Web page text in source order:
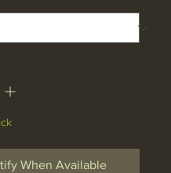
When Available